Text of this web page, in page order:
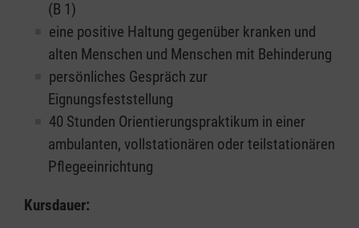
(B 1)
eine positive Haltung gegenüber kranken und
alten Menschen und Menschen mit Behinderung
persönliches Gespräch zur
Eignungsfeststellung
40 Stunden Orientierungspraktikum in einer
ambulanten, vollstationären oder teilstationären
Pflegeeinrichtung
Kursdauer: